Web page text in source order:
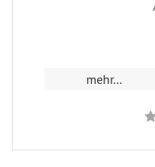
mehr...